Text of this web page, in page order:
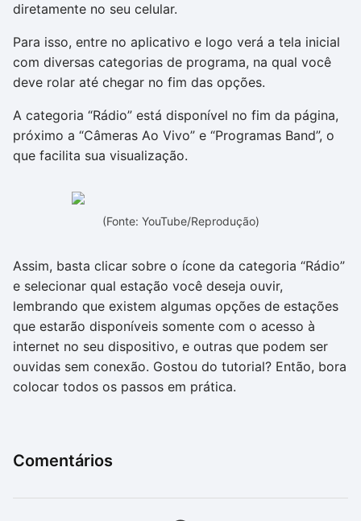
diretamente no seu celular.
Para isso, entre no aplicativo e logo verá a tela inicial
com diversas categorias de programa, na qual você
deve rolar até chegar no fim das opções.
A categoria “Rádio” está disponível no fim da página,
próximo a “Câmeras Ao Vivo” e “Programas Band”, o
que facilita sua visualização.
(Fonte: YouTube/Reprodução)
Assim, basta clicar sobre o ícone da categoria “Rádio”
e selecionar qual estação você deseja ouvir,
lembrando que existem algumas opções de estações
que estarão disponíveis somente com o acesso à
internet no seu dispositivo, e outras que podem ser
ouvidas sem conexão. Gostou do tutorial? Então, bora
colocar todos os passos em prática.
Comentários